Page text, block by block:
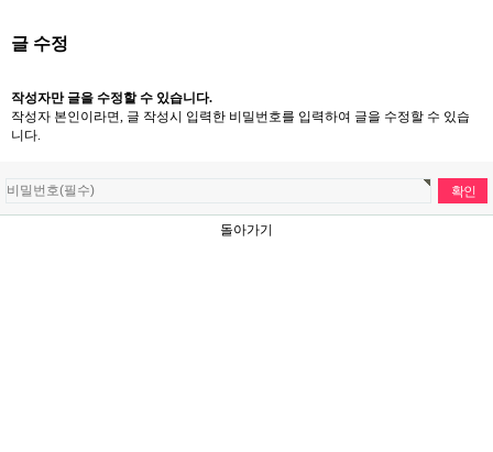
글 수정
작성자만 글을 수정할 수 있습니다.
작성자 본인이라면, 글 작성시 입력한 비밀번호를 입력하여 글을 수정할 수 있습
니다.
돌아가기